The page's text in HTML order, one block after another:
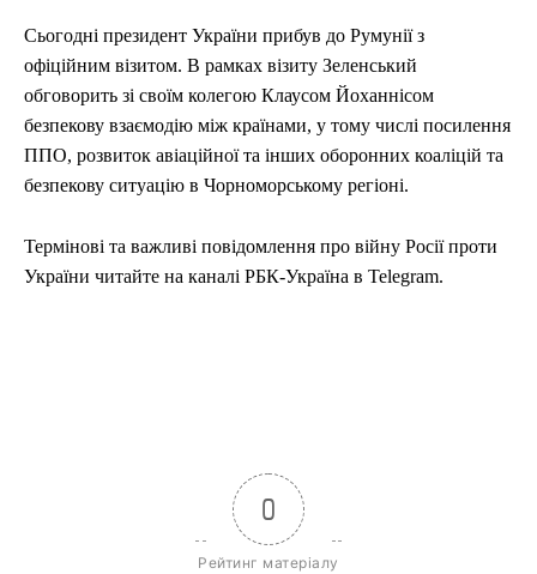
Сьогодні президент України прибув до Румунії з
офіційним візитом. В рамках візиту Зеленський
обговорить зі своїм колегою Клаусом Йоханнісом
безпекову взаємодію між країнами, у тому числі посилення
ППО, розвиток авіаційної та інших оборонних коаліцій та
безпекову ситуацію в Чорноморському регіоні.
Термінові та важливі повідомлення про війну Росії проти
України читайте на каналі РБК-Україна в Telegram.
0
Рейтинг матеріалу